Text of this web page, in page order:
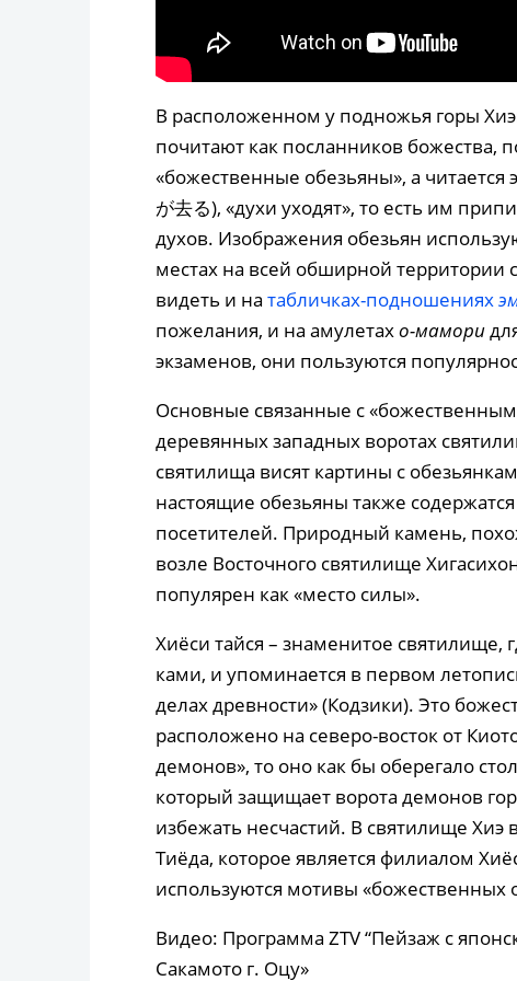
В расположенном у подножья горы
почитают как посланников божества,
«божественные обезьяны», а читается
が去る), «духи уходят», то есть им
духов. Изображения обезьян
местах на всей обширной
видеть и на табличках-подношениях
пожелания, и на амулетахо-мамори
экзаменов, они пользуются
Основные связанные с
деревянных западных воротах
святилища висят картины с
настоящие обезьяны также
посетителей. Природный камень,
возле Восточного святилище
популярен как «место силы».
Хиёси тайся – знаменитое святилище,
ками, и упоминается в первом
делах древности» (Кодзики). Это
расположено на северо-восток от
демонов», то оно как бы оберегало
который защищает ворота демонов
избежать несчастий. В святилище Хиэ
Тиёда, которое является филиалом
используются мотивы «божественных
Видео: Программа ZTV “Пейзаж с
Сакамото г. Оцу»